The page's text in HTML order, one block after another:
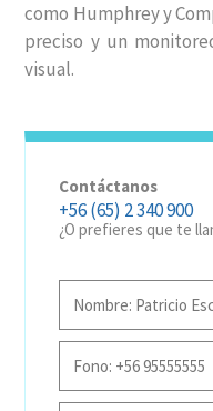
como Humphrey y
preciso y un
visual.
Contáctanos
+56 (65) 2 340 900
¿O prefieres que te